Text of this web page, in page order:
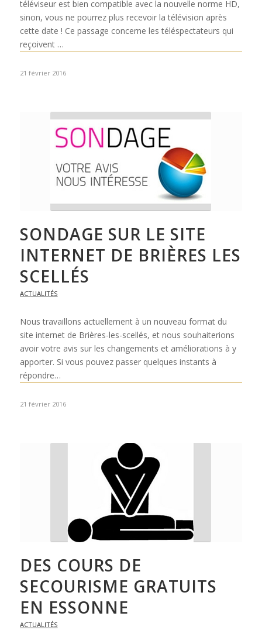
téléviseur est bien compatible avec la nouvelle norme HD,
sinon, vous ne pourrez plus recevoir la télévision après
cette date ! Ce passage concerne les téléspectateurs qui
reçoivent …
21 février 2016
SONDAGE SUR LE SITE
INTERNET DE BRIÈRES LES
SCELLÉS
ACTUALITÉS
Nous travaillons actuellement à un nouveau format du
site internet de Brières-les-scellés, et nous souhaiterions
avoir votre avis sur les changements et améliorations à y
apporter. Si vous pouvez passer quelques instants à
répondre…
21 février 2016
DES COURS DE
SECOURISME GRATUITS
EN ESSONNE
ACTUALITÉS